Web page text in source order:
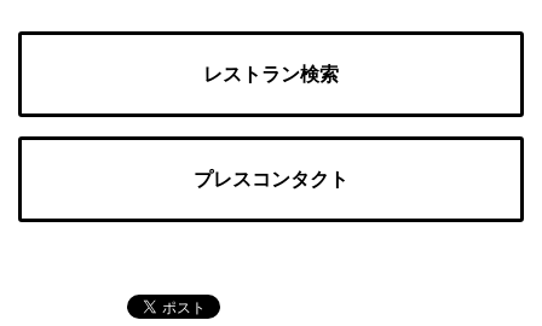
レストラン検索
プレスコンタクト